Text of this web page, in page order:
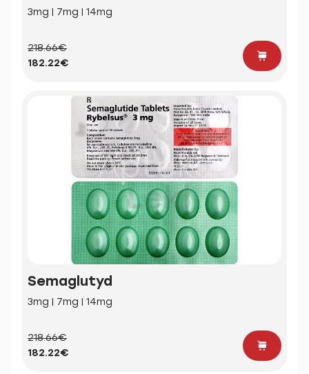
3mg | 7mg | 14mg
218.66€
182.22€
Semaglutyd
3mg | 7mg | 14mg
218.66€
182.22€